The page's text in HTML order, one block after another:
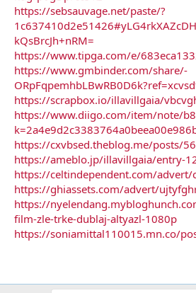
https://sebsauvage.net/paste/?
kQsBrcJh+nRM=
https://www.tipga.com/e/
https://www.gmbinder.com/share/-
https://scrapbox.io/illavillgaia/
https://www.diigo.com/item/note/
https://cxvbsed.theblog.me/posts/
https://ameblo.jp/illavillgaia/entry-
https://celtindependent.com/
https://ghiassets.com/advert/
https://
film-zle-trke-dublaj-altyazl-1080p
https://soniamittal110015.mn.co/